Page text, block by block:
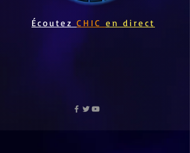
Écoutez CHIC en direct